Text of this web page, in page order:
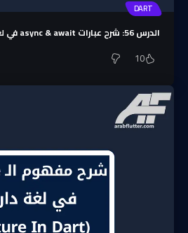
DART
الدرس 56: شرح عبارات async & await في لغة دارت (Dart)
10